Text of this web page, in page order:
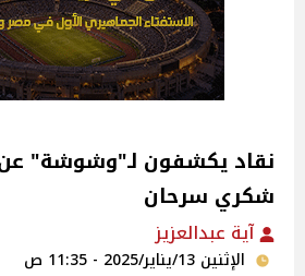
نقاد يكشفون لـ"وشوشة"
شكري سرحان
آية عبدالعزيز
الإثنين 13/يناير/2025 - 11:35 ص